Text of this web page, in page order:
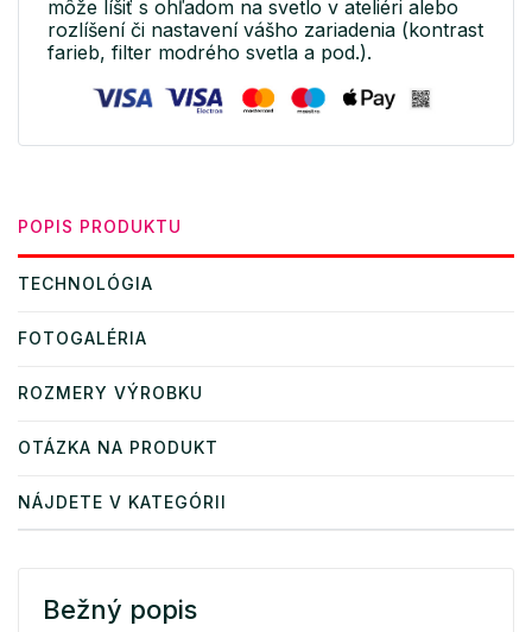
môže líšiť s ohľadom na svetlo v ateliéri alebo
rozlíšení či nastavení vášho zariadenia (kontrast
farieb, filter modrého svetla a pod.).
POPIS PRODUKTU
TECHNOLÓGIA
FOTOGALÉRIA
ROZMERY VÝROBKU
OTÁZKA NA PRODUKT
NÁJDETE V KATEGÓRII
Bežný popis